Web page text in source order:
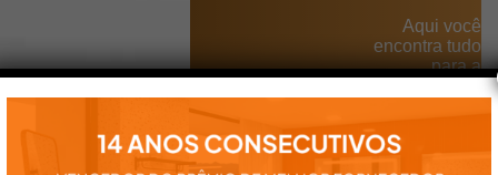
Aqui você
encontra tudo
para a